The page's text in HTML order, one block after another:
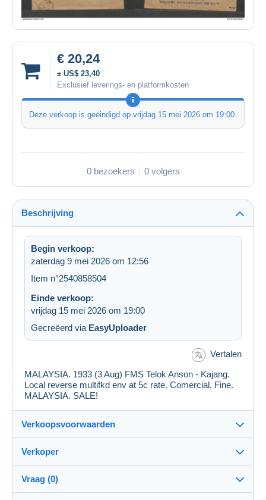
€ 20,24
± US$ 23,40
Exclusief leverings- en platformkosten
Deze verkoop is geëindigd op vrijdag 15 mei 2026 om 19:00.
0 bezoekers 0 volgers
Beschrijving
Begin verkoop:
zaterdag 9 mei 2026 om 12:56
Item n°2540858504
Einde verkoop:
vrijdag 15 mei 2026 om 19:00
Gecreëerd via EasyUploader
Vertalen
MALAYSIA. 1933 (3 Aug) FMS Telok Anson - Kajang.
Local reverse multifkd env at 5c rate. Comercial. Fine.
MALAYSIA. SALE!
Verkoopsvoorwaarden
Bestemming:
Zie de lijst van landen
Verzending:
Verkoper
torresselection99%(5793x)
Vraag (0)